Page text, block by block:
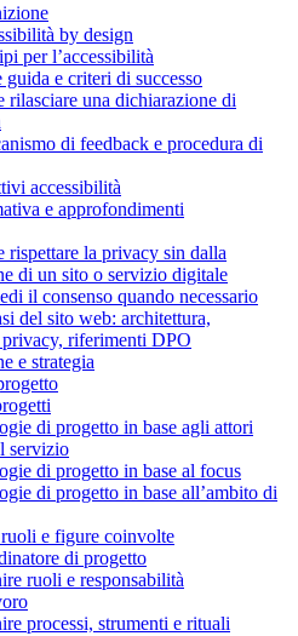
by design
per l’accessibilità
guida e criteri di successo
rilasciare una dichiarazione di
di feedback e procedura di
accessibilità
e approfondimenti
rispettare la privacy sin dalla
di un sito o servizio digitale
il consenso quando necessario
del sito web: architettura,
riferimenti DPO
e strategia
di progetto in base agli attori
servizio
di progetto in base al focus
di progetto in base all’ambito di
e figure coinvolte
di progetto
ruoli e responsabilità
processi, strumenti e rituali